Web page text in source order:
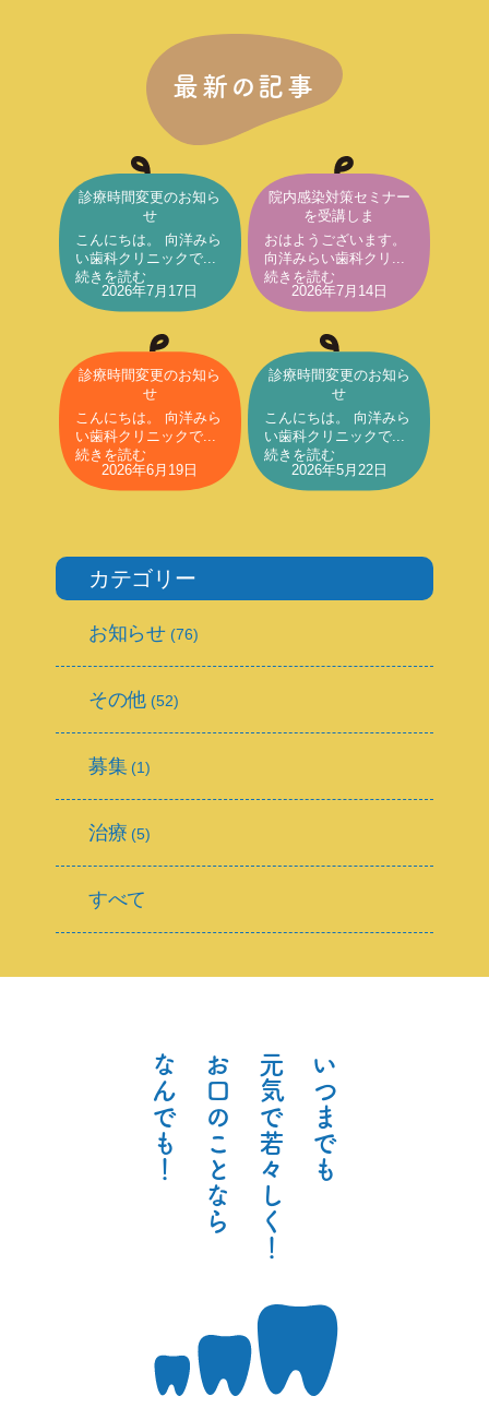
最新の記事
診療時間変更のお知ら
せ
こんにちは。 向洋みら
い歯科クリニックで...
続きを読む
2026年7月17日
院内感染対策セミナー
を受講しま
おはようございます。
向洋みらい歯科クリ...
続きを読む
2026年7月14日
診療時間変更のお知ら
せ
こんにちは。 向洋みら
い歯科クリニックで...
続きを読む
2026年6月19日
診療時間変更のお知ら
せ
こんにちは。 向洋みら
い歯科クリニックで...
続きを読む
2026年5月22日
カテゴリー
お知らせ (76)
その他 (52)
募集(1)
治療 (5)
すべて
い
つ
ま
で
も
元
気
で
若
々
し
く
！
お
口
の
こ
と
な
ら
な
ん
で
も
！